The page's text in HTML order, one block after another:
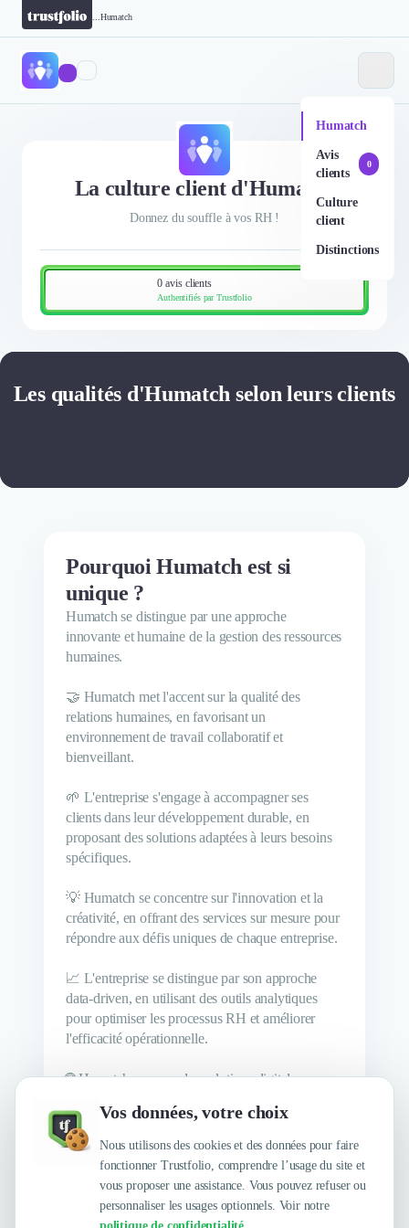
Vos données, votre choix
Nous utilisons des cookies et des données pour faire
fonctionner Trustfolio, comprendre l’usage du site et
vous proposer une assistance. Vous pouvez refuser ou
personnaliser les usages optionnels. Voir notre
Humatch
Humatch
Avis
clients
0
Culture
client
Distinctions
La culture client d'Humatch
Donnez du souffle à vos RH !
0 avis clients
Authentifiés par Trustfolio
Les qualités d'Humatch selon leurs clients
Pourquoi Humatch est si
unique ?
Humatch se distingue par une approche
innovante et humaine de la gestion des ressources
humaines.
🤝 Humatch met l'accent sur la qualité des
relations humaines, en favorisant un
environnement de travail collaboratif et
bienveillant.
🌱 L'entreprise s'engage à accompagner ses
clients dans leur développement durable, en
proposant des solutions adaptées à leurs besoins
spécifiques.
💡 Humatch se concentre sur l'innovation et la
créativité, en offrant des services sur mesure pour
répondre aux défis uniques de chaque entreprise.
📈 L'entreprise se distingue par son approche
data-driven, en utilisant des outils analytiques
pour optimiser les processus RH et améliorer
l'efficacité opérationnelle.
🌐 Humatch propose des solutions digitales pour
en intégrant des technologies de pointe pour
simplifier et automatiser les tâches
administratives.